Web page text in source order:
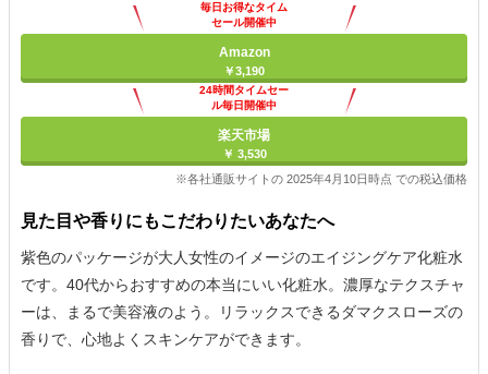
毎日お得なタイム
セール開催中
Amazon
￥3,190
24時間タイムセー
ル毎日開催中
楽天市場
￥ 3,530
※各社通販サイトの 2025年4月10日時点 での税込価格
見た目や香りにもこだわりたいあなたへ
紫色のパッケージが大人女性のイメージのエイジングケア化粧水
です。40代からおすすめの本当にいい化粧水。濃厚なテクスチャ
ーは、まるで美容液のよう。リラックスできるダマクスローズの
香りで、心地よくスキンケアができます。